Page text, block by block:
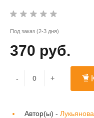
Под заказ (2-3 дня)
370 руб.
- +
Автор(ы) -